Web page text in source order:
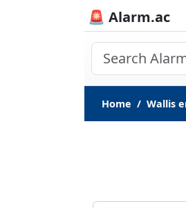
🚨 Alarm.ac
Home Wallis